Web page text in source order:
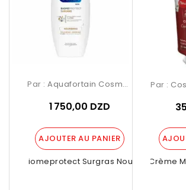
Biomeprotect Surgras Nourrissant
Par : Aquafortain Cosmetics
1 750,00 DZD
AJOUTER AU PANIER
Zorah Crème
Par :